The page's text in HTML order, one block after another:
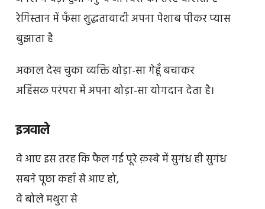
रेगिस्तान में फँसा शुद्धतावादी अपना पेशाब पीकर प्यास
बुझाता है
अकाल देख चुका व्यक्ति थोड़ा-सा गेहूँ बचाकर
अहिंसक परंपरा में अपना थोड़ा-सा योगदान देता है।
इत्रवाले
वे आए इस तरह कि फैल गई पूरे क़स्बे में सुगंध ही सुगंध
सबने पूछा कहाँ से आए हो,
वे बोले मथुरा से